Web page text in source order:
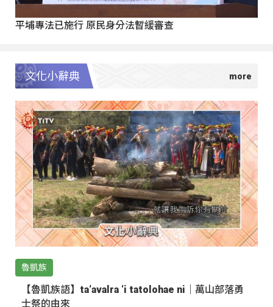
平埔專法已施行 原民身分法暫緩審查
文化小辭典
魯凱族
【魯凱族語】ta‘avalra ‘i tatolohae ni｜萬山部落勇
士祭的由來